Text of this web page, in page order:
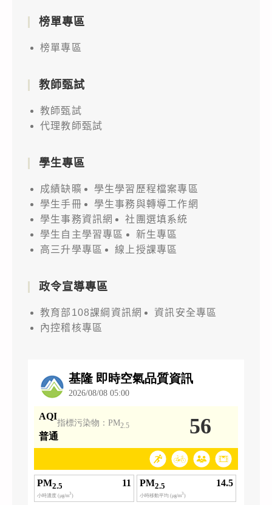
榜單專區
榜單專區
教師甄試
教師甄試
代理教師甄試
學生專區
成績缺曠
學生學習歷程檔案專區
學生手冊
學生事務與轉導工作網
學生事務資訊網
社團選填系統
學生自主學習專區
新生專區
高三升學專區
線上授課專區
政令宣導專區
教育部108課綱資訊網
資訊安全專區
內控稽核專區